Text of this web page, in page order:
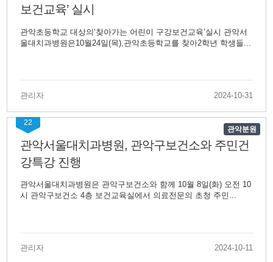
보건교육’ 실시
관악초등학교 대상의‘찾아가는 어린이 구강보건교육’실시 관악서
울대치과병원은10월24일(목),관악초등학교를 찾아2학년 학생들...
관리자 2024-10-31
22
관악분원
관악서울대치과병원, 관악구보건소와 주민건
강특강 진행
관악서울대치과병원은 관악구보건소와 함께 10월 8일(화) 오전 10
시 관악구보건소 4층 보건교육실에서 의료전문의 초청 주민...
관리자 2024-10-11